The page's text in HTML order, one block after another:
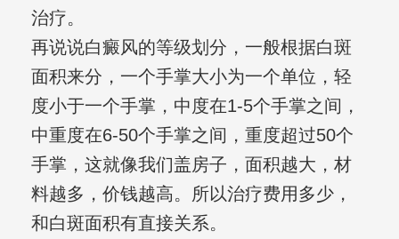
治疗。
再说说白癜风的等级划分，一般根据白斑
面积来分，一个手掌大小为一个单位，轻
度小于一个手掌，中度在1-5个手掌之间，
中重度在6-50个手掌之间，重度超过50个
手掌，这就像我们盖房子，面积越大，材
料越多，价钱越高。所以治疗费用多少，
和白斑面积有直接关系。